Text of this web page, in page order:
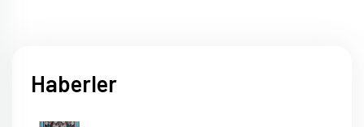
Haberler